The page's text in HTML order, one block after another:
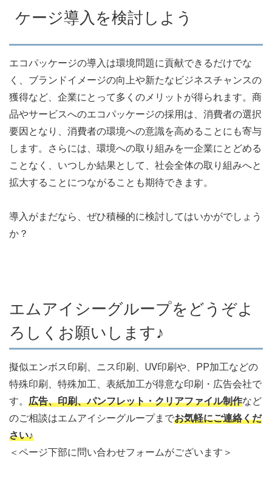
ケージ導入を検討しよう
エコパッケージの導入は環境問題に貢献できるだけでな
く、ブランドイメージの向上や新たなビジネスチャンスの
獲得など、企業にとって多くのメリットが得られます。商
品やサービスへのエコパッケージの採用は、消費者の選択
要因となり、消費者の環境への意識を高めることにも寄与
します。さらには、環境への取り組みを一企業にとどめる
ことなく、いつしか結果として、社会全体の取り組みへと
拡大することにつながることも期待できます。
導入がまだなら、ぜひ積極的に検討してはいかがでしょう
か？
エムアイシーグループをどうぞよ
ろしくお願いします♪
擬似エンボス印刷、ニス印刷、UV印刷や、PP加工などの
特殊印刷、特殊加工、表紙加工が得意な印刷・広告会社で
す。 広告、印刷、パンフレット・クリアファイル制作など
のご相談はエムアイシーグループまでお気軽にご連絡くだ
さい♪
＜ページ下部に問い合わせフォームがございます＞